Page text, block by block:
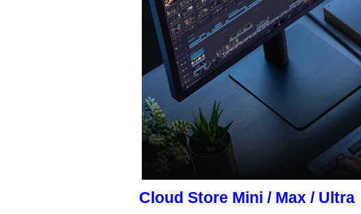
Cloud Store Mini / Max / Ultra